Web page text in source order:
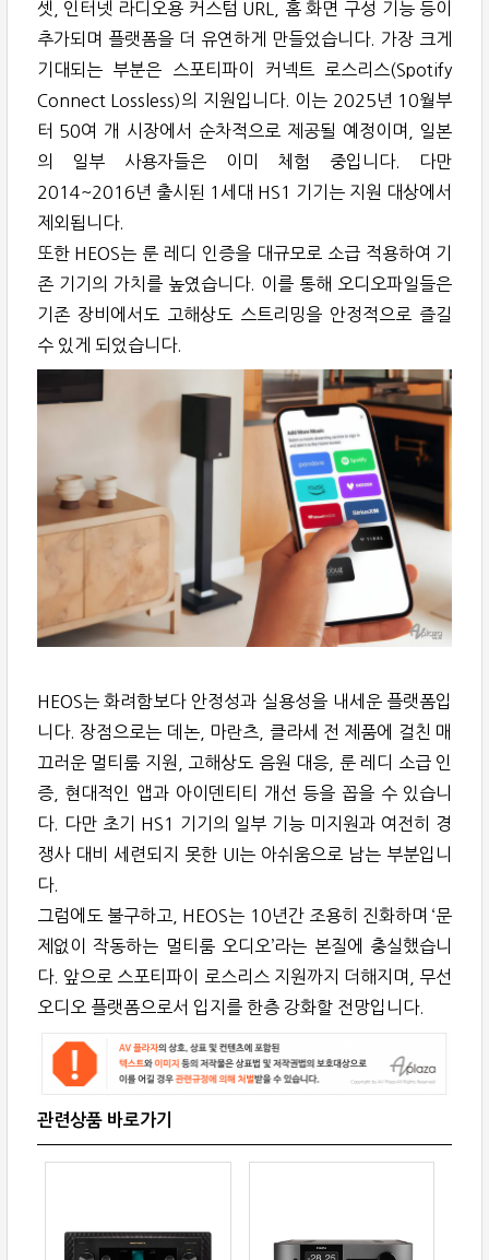
셋, 인터넷 라디오용 커스텀 URL, 홈 화면 구성 기능 등이
추가되며 플랫폼을 더 유연하게 만들었습니다. 가장 크게
기대되는 부분은 스포티파이 커넥트 로스리스(Spotify
Connect Lossless)의 지원입니다. 이는 2025년 10월부
터 50여 개 시장에서 순차적으로 제공될 예정이며, 일본
의 일부 사용자들은 이미 체험 중입니다. 다만
2014~2016년 출시된 1세대 HS1 기기는 지원 대상에서
제외됩니다.
또한 HEOS는 룬 레디 인증을 대규모로 소급 적용하여 기
존 기기의 가치를 높였습니다. 이를 통해 오디오파일들은
기존 장비에서도 고해상도 스트리밍을 안정적으로 즐길
수 있게 되었습니다.
HEOS는 화려함보다 안정성과 실용성을 내세운 플랫폼입
니다. 장점으로는 데논, 마란츠, 클라세 전 제품에 걸친 매
끄러운 멀티룸 지원, 고해상도 음원 대응, 룬 레디 소급 인
증, 현대적인 앱과 아이덴티티 개선 등을 꼽을 수 있습니
다. 다만 초기 HS1 기기의 일부 기능 미지원과 여전히 경
쟁사 대비 세련되지 못한 UI는 아쉬움으로 남는 부분입니
다.
그럼에도 불구하고, HEOS는 10년간 조용히 진화하며 ‘문
제없이 작동하는 멀티룸 오디오’라는 본질에 충실했습니
다. 앞으로 스포티파이 로스리스 지원까지 더해지며, 무선
오디오 플랫폼으로서 입지를 한층 강화할 전망입니다.